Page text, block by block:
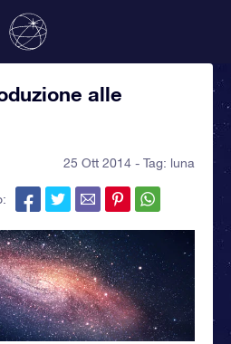
alle
25 Ott 2014 - Tag: luna